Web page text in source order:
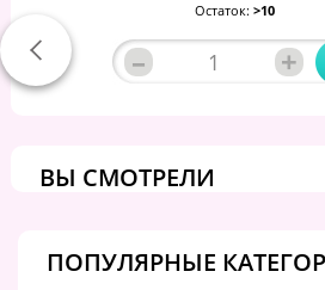
Остаток: >10
– +
ВЫ СМОТРЕЛИ
ПОПУЛЯРНЫЕ